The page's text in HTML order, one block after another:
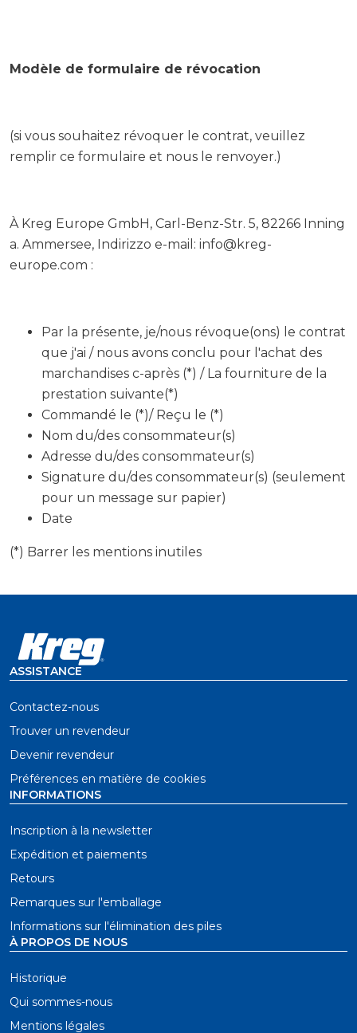
Modèle de formulaire de révocation
(si vous souhaitez révoquer le contrat, veuillez
remplir ce formulaire et nous le renvoyer.)
À Kreg Europe GmbH, Carl-Benz-Str. 5, 82266 Inning
a. Ammersee, Indirizzo e-mail: info@kreg-
europe.com :
Par la présente, je/nous révoque(ons) le contrat
que j'ai / nous avons conclu pour l'achat des
marchandises c-après (*) / La fourniture de la
prestation suivante(*)
Commandé le (*)/ Reçu le (*)
Nom du/des consommateur(s)
Adresse du/des consommateur(s)
Signature du/des consommateur(s) (seulement
pour un message sur papier)
Date
(*) Barrer les mentions inutiles
ASSISTANCE
Contactez-nous
Trouver un revendeur
Devenir revendeur
Préférences en matière de cookies
INFORMATIONS
Inscription à la newsletter
Expédition et paiements
Retours
Remarques sur l'emballage
Informations sur l'élimination des piles
À PROPOS DE NOUS
Historique
Qui sommes-nous
Mentions légales